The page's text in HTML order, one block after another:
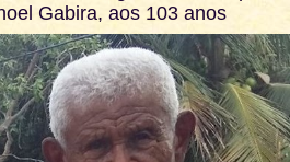
Gabira, aos 103 anos